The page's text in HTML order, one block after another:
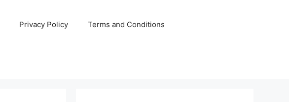
Privacy Policy Terms and Conditions